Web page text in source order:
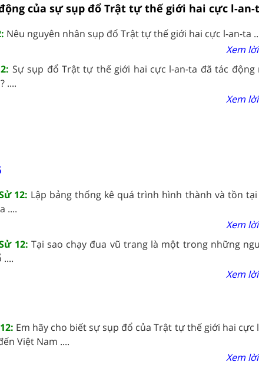
của sự sụp đổ Trật tự thế giới hai cực l-an-
Nêu nguyên nhân sụp đổ Trật tự thế giới hai cực l-an-ta
Xem
Sự sụp đổ Trật tự thế giới hai cực l-an-ta đã tác động
....
Xem
12: Lập bảng thống kê quá trình hình thành và tồn tại
....
Xem
12: Tại sao chạy đua vũ trang là một trong những
Xem
Em hãy cho biết sự sụp đổ của Trật tự thế giới hai cực
Việt Nam ....
Xem